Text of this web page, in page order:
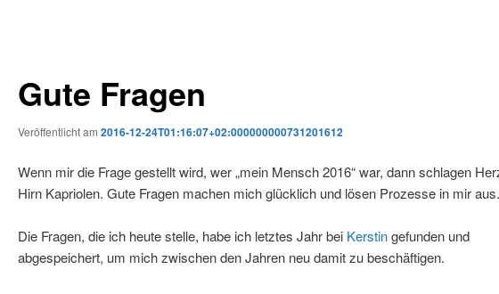
Gute Fragen
Veröffentlicht am 2016-12-24T01:16:07+02:000000000731201612
Wenn mir die Frage gestellt wird, wer „mein Mensch 2016“ war, dann schlagen
Hirn Kapriolen. Gute Fragen machen mich glücklich und lösen Prozesse in mir aus.
Die Fragen, die ich heute stelle, habe ich letztes Jahr bei Kerstingefunden und
abgespeichert, um mich zwischen den Jahren neu damit zu beschäftigen.